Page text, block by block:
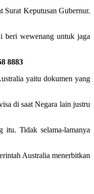
Surat Keputusan Gubernur.
beri wewenang untuk jaga
8883
yaitu dokumen yang
di saat Negara lain justru
itu. Tidak selama-lamanya
Australia menerbitkan